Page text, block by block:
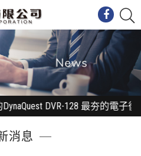
DVR-128 最夯的電子
消息